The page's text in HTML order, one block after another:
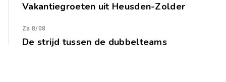
Vakantiegroeten uit Heusden-Zolder
Za 8/08
De strijd tussen de dubbelteams